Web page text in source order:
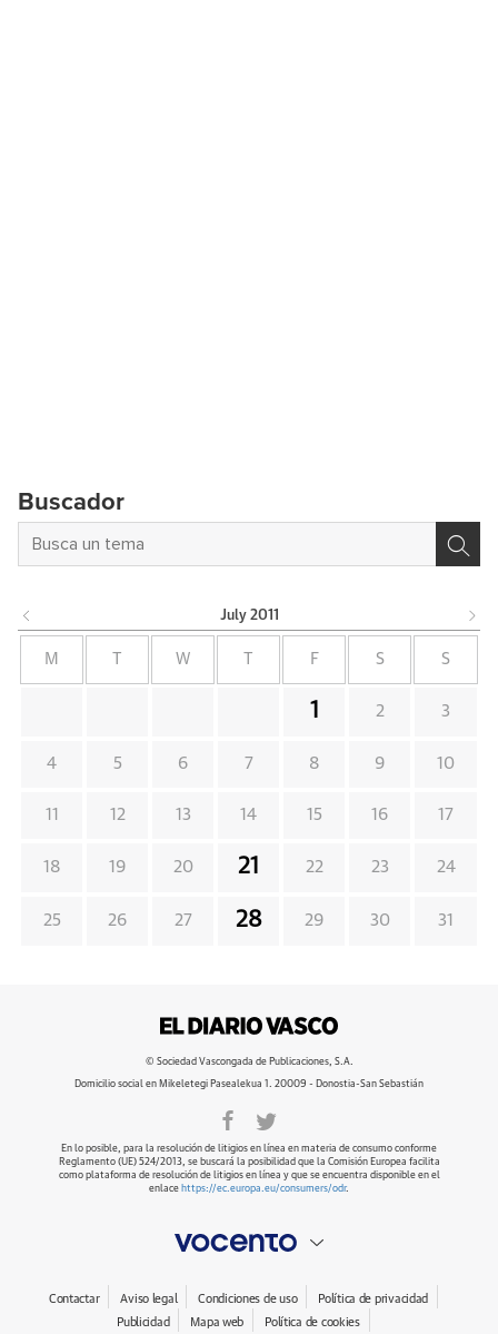
Buscador
July 2011
M W F S S
1 2 3
4 5 6 7 8 9 10
11 12 13 14 15 16 17
18 19 20 21 22 23 24
25 26 27 28 29 30 31
© Sociedad Vascongada de Publicaciones, S.A.
Domicilio social en Mikeletegi Pasealekua 1. 20009 - Donostia-San Sebastián
En lo posible, para la resolución de litigios en línea en materia de consumo conforme
Reglamento (UE) 524/2013, se buscará la posibilidad que la Comisión Europea facilita
como plataforma de resolución de litigios en línea y que se encuentra disponible en el
enlace https://ec.europa.eu/consumers/odr.
Contactar Aviso legal Condiciones de uso
Política de privacidad
Publicidad
Mapa web Política de cookies